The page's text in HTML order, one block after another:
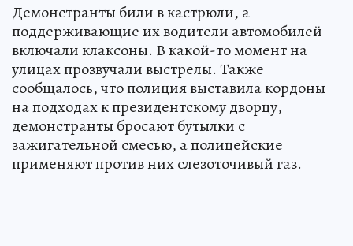
Демонстранты били в кастрюли, а
поддерживающие их водители автомобилей
включали клаксоны. В какой-то момент на
улицах прозвучали выстрелы. Также
сообщалось, что полиция выставила кордоны
на подходах к президентскому дворцу,
демонстранты бросают бутылки с
зажигательной смесью, а полицейские
применяют против них слезоточивый газ.